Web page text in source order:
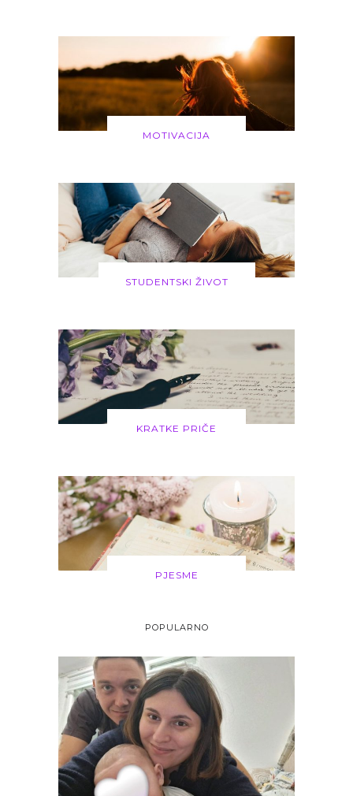
MOTIVACIJA
STUDENTSKI ŽIVOT
KRATKE PRIČE
PJESME
POPULARNO